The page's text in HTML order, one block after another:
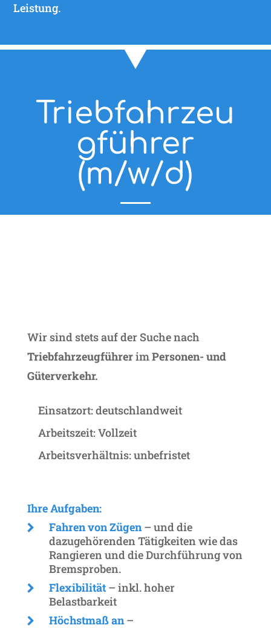
Leistung.
Triebfahrzeu
gführer
(m/w/d)
Wir sind stets auf der Suche nach
TriebfahrzeugführerimPersonen- und
Güterverkehr.
Einsatzort: deutschlandweit
Arbeitszeit: Vollzeit
Arbeitsverhältnis: unbefristet
Ihre Aufgaben:
Fahren von Zügen– und die
dazugehörenden Tätigkeiten wie das
Rangieren und die Durchführung von
Bremsproben.
Flexibilität – inkl. hoher
Belastbarkeit
Höchstmaß an–